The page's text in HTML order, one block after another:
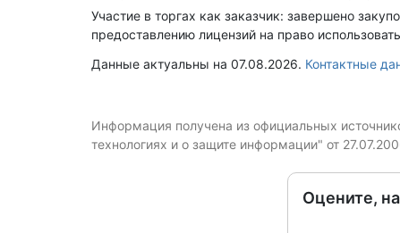
Участие в торгах как заказчик: завершено
предоставлению лицензий на право
Данные актуальны на 07.08.2026. Контактные
Информация получена из официальных
технологиях и о защите информации" от
Оцените,